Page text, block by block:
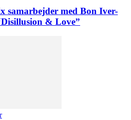
samarbejder med Bon Iver-
& Love”